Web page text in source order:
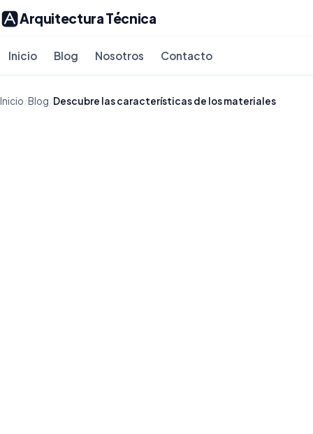
Arquitectura Técnica
Inicio Blog Nosotros Contacto
Inicio/Blog/Descubre las características de los materiales